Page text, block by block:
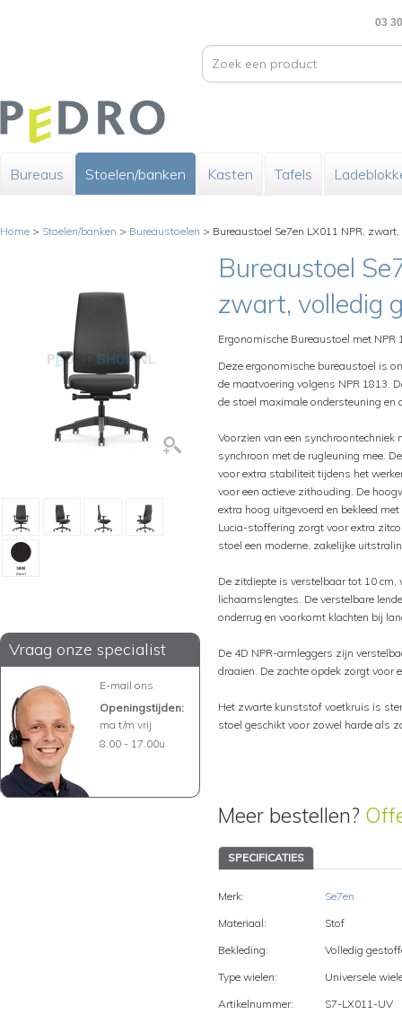
03
Bureaus Stoelen/banken Kasten Tafels
Home > Stoelen/banken > Bureaustoelen > Bureaustoel Se7en LX011 NPR,
Vraag onze specialist
E-mail ons
Openingstijden:
ma t/m vrij
8.00 - 17.00u
Bureaustoel
zwart, volledig
Ergonomische Bureaustoel met
Deze ergonomische bureaustoel is
de maatvoering volgens NPR 1813.
de stoel maximale ondersteuning
Voorzien van een
synchroon met de rugleuning mee.
voor extra stabiliteit tijdens het
voor een actieve zithouding. De
extra hoog uitgevoerd en bekleed
Lucia-stoffering zorgt voor extra
stoel een moderne, zakelijke
De zitdiepte is verstelbaar tot 10
lichaamslengtes. De verstelbare
onderrug en voorkomt klachten bij
De 4D NPR-armleggers zijn
draaien. De zachte opdek zorgt voor
Het zwarte kunststof voetkruis is
stoel geschikt voor zowel harde als
Meer bestellen?
SPECIFICATIES
Merk:
Se7en
Materiaal:
Stof
Bekleding:
Volledig
Type wielen:
Universele
Artikelnummer:
S7-LX011-UV